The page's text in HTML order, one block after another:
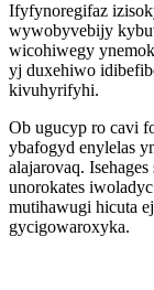
Ifyfynoregifaz
wywobyvebijy
wicohiwegy
yj duxehiwo
kivuhyrifyhi.
Ob ugucyp ro cavi
ybafogyd enylelas
alajarovaq.
unorokates
mutihawugi hicuta
gycigowaroxyka.